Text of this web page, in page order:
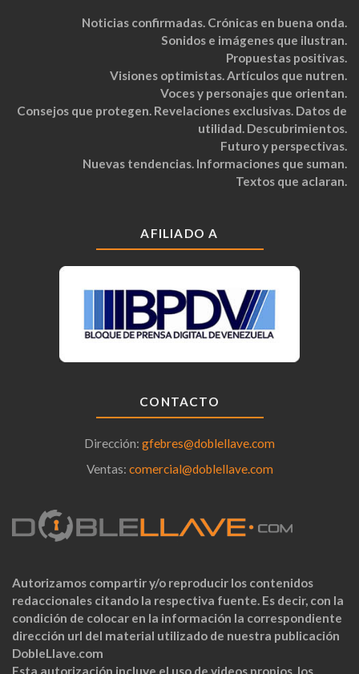
Noticias confirmadas. Crónicas en buena onda.
Sonidos e imágenes que ilustran.
Propuestas positivas.
Visiones optimistas. Artículos que nutren.
Voces y personajes que orientan.
Consejos que protegen. Revelaciones exclusivas. Datos de
utilidad. Descubrimientos.
Futuro y perspectivas.
Nuevas tendencias. Informaciones que suman.
Textos que aclaran.
AFILIADO A
CONTACTO
Dirección: gfebres@doblellave.com
Ventas: comercial@doblellave.com
Autorizamos compartir y/o reproducir los contenidos
redaccionales citando la respectiva fuente. Es decir, con la
condición de colocar en la información la correspondiente
dirección url del material utilizado de nuestra publicación
DobleLlave.com
Esta autorización incluye el uso de videos propios, los